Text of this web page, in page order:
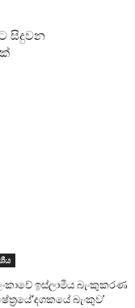
සිදුවන
ඉස්ලාමීය බැංකුකරණ
බැංකුව’